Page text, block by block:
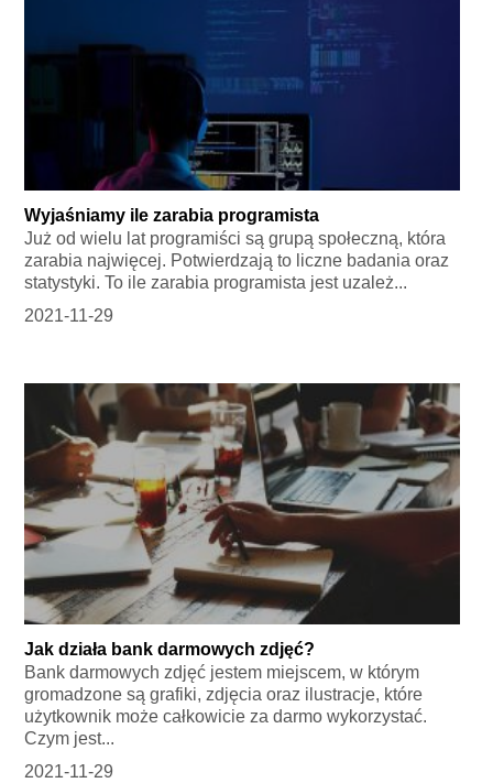
Wyjaśniamy ile zarabia programista
Już od wielu lat programiści są grupą społeczną, która
zarabia najwięcej. Potwierdzają to liczne badania oraz
statystyki. To ile zarabia programista jest uzależ...
2021-11-29
Jak działa bank darmowych zdjęć?
Bank darmowych zdjęć jestem miejscem, w którym
gromadzone są grafiki, zdjęcia oraz ilustracje, które
użytkownik może całkowicie za darmo wykorzystać.
Czym jest...
2021-11-29